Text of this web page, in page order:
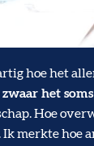
hoe het
het
Hoe
Ik merkte hoe